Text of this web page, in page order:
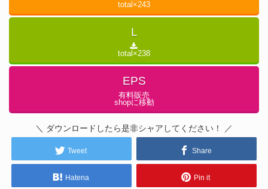
total×243
L
total×238
EPS
有料販売
shopに移動
＼ ダウンロードしたら是非シャアしてください！ ／
Tweet Share
Hatena Pin it